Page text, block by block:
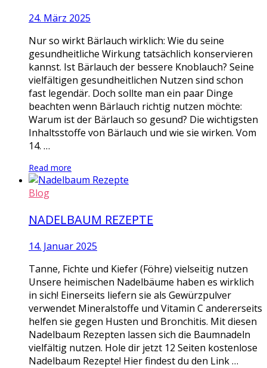
24. März 2025
Nur so wirkt Bärlauch wirklich: Wie du seine
gesundheitliche Wirkung tatsächlich konservieren
kannst. Ist Bärlauch der bessere Knoblauch? Seine
vielfältigen gesundheitlichen Nutzen sind schon
fast legendär. Doch sollte man ein paar Dinge
beachten wenn Bärlauch richtig nutzen möchte:
Warum ist der Bärlauch so gesund? Die wichtigsten
Inhaltsstoffe von Bärlauch und wie sie wirken. Vom
14. …
Read more
Blog
NADELBAUM REZEPTE
14. Januar 2025
Tanne, Fichte und Kiefer (Föhre) vielseitig nutzen
Unsere heimischen Nadelbäume haben es wirklich
in sich! Einerseits liefern sie als Gewürzpulver
verwendet Mineralstoffe und Vitamin C andererseits
helfen sie gegen Husten und Bronchitis. Mit diesen
Nadelbaum Rezepten lassen sich die Baumnadeln
vielfältig nutzen. Hole dir jetzt 12 Seiten kostenlose
Nadelbaum Rezepte! Hier findest du den Link …